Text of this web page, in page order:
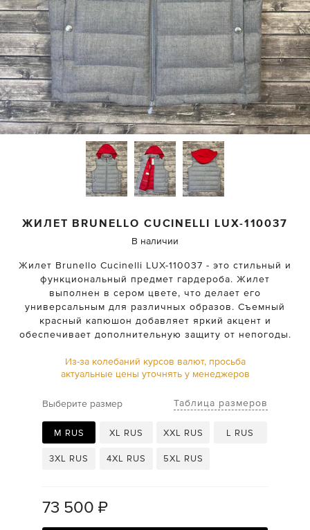
ЖИЛЕТ BRUNELLO CUCINELLI LUX-110037
В наличии
Жилет Brunello Cucinelli LUX-110037 - это стильный и
функциональный предмет гардероба. Жилет
выполнен в сером цвете, что делает его
универсальным для различных образов. Съемный
красный капюшон добавляет яркий акцент и
обеспечивает дополнительную защиту от непогоды.
Из-за колебаний курсов валют, просьба
актуальные цены уточнять у менеджеров
Выберите размер Таблица размеров
M RUS XL RUS XXL RUS L RUS
3XL RUS 4XL RUS 5XL RUS
73 500 ₽